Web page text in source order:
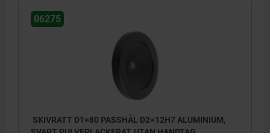
06275
SKIVRATT D1=80 PASSHÅL D2=12H7 ALUMINIUM,